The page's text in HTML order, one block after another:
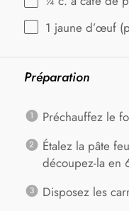
1 jaune d’œuf
Préparation
Préchauffez le
Étalez la pâte
découpez-la en
Disposez les